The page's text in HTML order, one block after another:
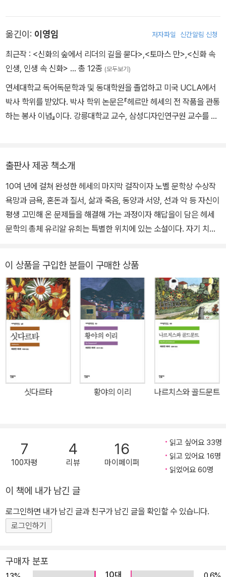
원해 신경쇠약 치료를 받았다. 퇴원 후 인문계 중등학교인 김나지움
을 다니다 다시 학업을 중단했고, 시계 공장과 서점 등에서 수습사원
으로 일하며 글쓰기에 전념했다. 1899년 첫 시집 『낭만적인 노래』와
했다. 당시 『자정 너머 한 시간』 출간을 결정한 독일 디더리히스 출판
사의 대표 오이겐 디더리히스는 “이 책이 상업적으로 성공하리라고
는 생각하지 않지만 그만큼 더 그 문학적 가치를 확신한다”라며 헤세
유명 작가로 발돋움했고, 『수레바퀴 아래서』, 『크눌프』, 『청춘은 아름
이 발발했을 때 ‘독일포로구호’에서 일하며 전쟁포로들과 억류자들을
위한 잡지를 발행하는 한편, 정치적 논문과 선전문 등을 발표하며 전
쟁의 비인간성을 규탄했다. 이런 활동들로 인해 그의 작품들은 독일
내에서 불온서적으로 낙인찍히기도 했다. 전쟁 기간 당시 정신적 어
919년에 ‘에밀 싱클레어’라는 필명으로 『데미안』을 발표했다. 이 작
품은 젊은 독자들에게 커다란 반향을 불러일으켰고 작품성 역시 인정
받아 베를린시에서 주관하는 폰타네상을 수상했다. 이후 『싯다르타』,
『나르치스와 골드문트』, 『황야의 이리』, 『유리알 유희』 등 여러 작품
으로 수많은 독자들을 매료시켰다. 그러나 군국주의와 국가주의에 비
판적이고 나치를 경계한다는 이유로 그의 입지는 점점 좁아졌고, 나
치 집권 이후에는 독일 내에서 작품의 제작과 판매가 어려워졌다. 종
고, 같은 해 노벨 문학상과 괴테상을 수상했다. 1950년 브라운슈바
이크시에서 주관하는 빌헬름 라베 상을, 1955년 서독출판협회에서
옮긴이: 이영임 저자파일 신간알림 신청
최근작 : <신화의 숲에서 리더의 길을 묻다>,<토마스 만>,<신화 속
인생, 인생 속 신화> … 총 12종 (모두보기)
연세대학교 독어독문학과 및 동대학원을 졸업하고 미국 UCLA에서
박사 학위를 받았다. 박사 학위 논문은『헤르만 헤세의 전 작품을 관통
하는 봉사 이념』이다. 강릉대학교 교수, 삼성디자인연구원 교수를 지
저), 『통일 이후 독일의 문화통합과정』(공저),『멀티미디어 시대 학문
의 소통을 위하여』(공저), 『전설의 스토리텔러 토마스 만』(공저)이
있고, 역서로는 『유리알 유희』가 있다.
출판사 제공 책소개
10여 년에 걸쳐 완성한 헤세의 마지막 걸작이자 노벨 문학상 수상작
욕망과 금욕, 혼돈과 질서, 삶과 죽음, 동양과 서양, 선과 악 등 자신이
평생 고민해 온 문제들을 해결해 가는 과정이자 해답을이 담은 헤세
문학의 총체 유리알 유희는 특별한 위치에 있는 소설이다. 자기 치유
한 독일의 문호 헤르만 헤세의 대표작 『유리알 유희(Das Glasperle
nspiel)』가 민음사 세계문학전집 273·274번으로 출간되었다. 『유리
알 유희』는 헤르만 헤세가 10여 년에 걸쳐 집필한 마지막 역작이다.
그는 두 번의 세계대전을 겪으면서 인류 최대의 비극을 몰고 온 정신
적 문제가 무엇인지를 고민하기 시작했고, 욕망과 금욕, 혼돈과 질서,
삶과 죽음, 동양과 서양, 선과 악 등 양극의 문제를 풀기 위한 평생의
는 21세기에도 중요한 화두인 지식 정보 사회, 멀티미디어, 판타지,
가상현실, 정신 건강과 명상을 중요한 모티프로 삼고 있다는 점에서
답을 찾으려는 여정 『유리알 유희』는 크게 세 부분으로 이루어져 있
다. “유리알 유희의 역사를 일반인에게 알기 쉽게 설명하기 위하
여”라는 부제가 붙은 「서문」은 논문 형식의 글로, 유리알 유희 명인인
로 설명한다. 이어지는 「유희의 명인 요제프 크네히트의 전기」는 요제
프의 학생 시절, 수련 시절, 명인 시절을 주변 사람들의 증언이나 남아
있는 기록을 바탕으로 써 나간 전기 형식의 글이다. 마지막 「요제프
서」로 구성되어 있으며, 「기우사」, 「고해사」, 「인도의 이력서」가 그 이
력서들이다. 소설의 현재 시점은 25세기로 추정되는 미래의 어느 시
이 상품을 구입한 분들이 구매한 상품
싯다르타 황야의 이리 나르치스와 골드문트
7
100자평
4
리뷰
16
마이페이퍼
읽고 싶어요 33명
읽고 있어요 16명
읽었어요 60명
이 책에 내가 남긴 글
로그인하면 내가 남긴 글과 친구가 남긴 글을 확인할 수 있습니다.
로그인하기
구매자 분포
10대